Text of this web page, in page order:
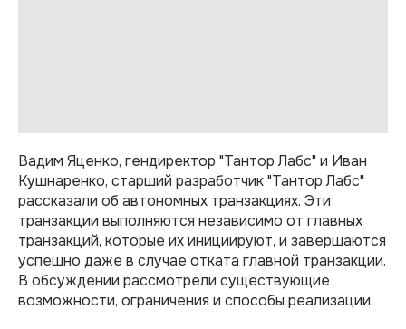
Вадим Яценко, гендиректор "Тантор Лабс" и Иван
Кушнаренко, старший разработчик "Тантор Лабс"
рассказали об автономных транзакциях. Эти
транзакции выполняются независимо от главных
транзакций, которые их инициируют, и завершаются
успешно даже в случае отката главной транзакции.
В обсуждении рассмотрели существующие
возможности, ограничения и способы реализации.